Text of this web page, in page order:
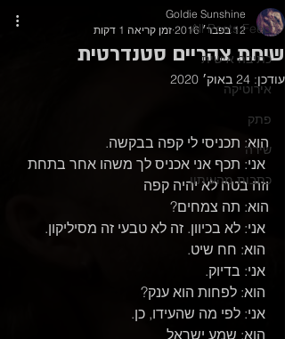
All Posts Feed
כתיבה אישית
אירוטיקה
פתק
שירה
כתבות מהעיתון
שיחת צהריים סטנדרטית
Goldie Sunshine
12 בפבר׳ 2016
זמן קריאה 1 דקות
עודכן: 24 באוק׳ 2020
הוא: תכניסי לי קפה בבקשה.
אני: תכף אני אכניס לך משהו אחר בתחת
וזה בטח לא יהיה קפה
הוא: תה צמחים?